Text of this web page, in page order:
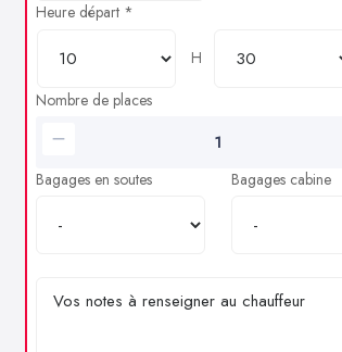
Heure départ *
H
Nombre de places
Bagages en soutes Bagages cabine